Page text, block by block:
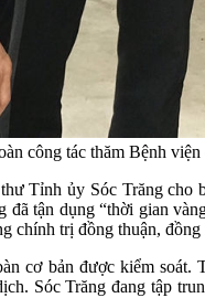
công tác thăm Bệnh
Tỉnh ủy Sóc Trăng cho
tận dụng “thời gian
chính trị đồng thuận,
cơ bản được kiểm
Sóc Trăng đang tập